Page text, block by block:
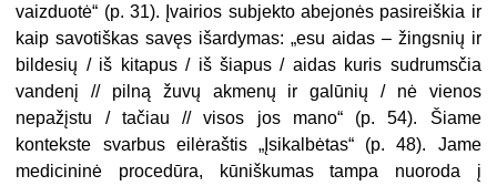
vaizduotė“ (p. 31). Įvairios subjekto abejonės pasireiškia ir
kaip savotiškas savęs išardymas: „esu aidas – žingsnių ir
bildesių / iš kitapus / iš šiapus / aidas kuris sudrumsčia
vandenį // pilną žuvų akmenų ir galūnių / nė vienos
nepažįstu / tačiau // visos jos mano“ (p. 54). Šiame
kontekste svarbus eilėraštis „Įsikalbėtas“ (p. 48). Jame
medicininė procedūra, kūniškumas tampa nuoroda į